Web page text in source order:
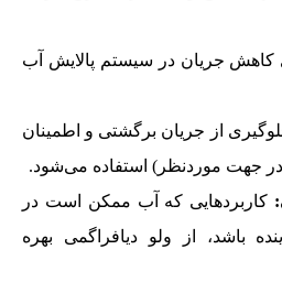
جریان در سیستم پالایش آب
از جریان برگشتی و اطمینان
جهت موردنظر) استفاده می‌شود.
کاربردهایی که آب ممکن است در
باشد، از ولو دیافراگمی بهره